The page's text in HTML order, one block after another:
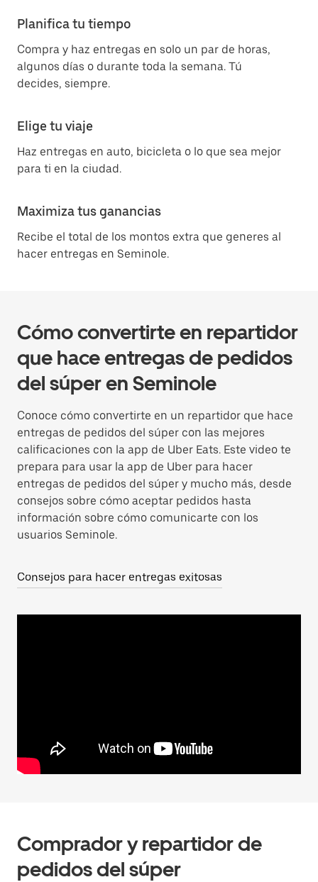
Planifica tu tiempo
Compra y haz entregas en solo un par de horas,
algunos días o durante toda la semana. Tú
decides, siempre.
Elige tu viaje
Haz entregas en auto, bicicleta o lo que sea mejor
para ti en la ciudad.
Maximiza tus ganancias
Recibe el total de los montos extra que generes al
hacer entregas en Seminole.
Cómo convertirte en repartidor
que hace entregas de pedidos
del súper en Seminole
Conoce cómo convertirte en un repartidor que hace
entregas de pedidos del súper con las mejores
calificaciones con la app de Uber Eats. Este video te
prepara para usar la app de Uber para hacer
entregas de pedidos del súper y mucho más, desde
consejos sobre cómo aceptar pedidos hasta
información sobre cómo comunicarte con los
usuarios Seminole.
Consejos para hacer entregas exitosas
Comprador y repartidor de
pedidos del súper